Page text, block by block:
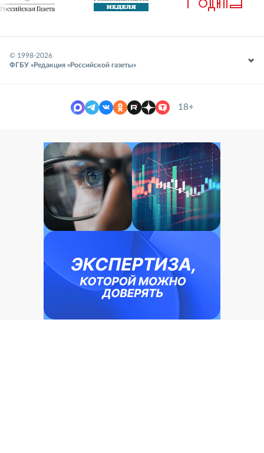
© 1998-2026
ФГБУ «Редакция «Российской газеты»
18+